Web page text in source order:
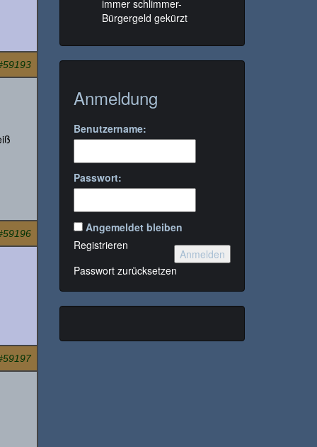
immer schlimmer-
Bürgergeld gekürzt
Anmeldung
Benutzername:
Passwort:
Angemeldet bleiben
Anmelden
Registrieren
Passwort zurücksetzen